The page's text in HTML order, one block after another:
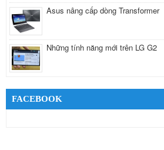
Asus nâng cấp dòng Transformer
Những tính năng mới trên LG G2
FACEBOOK